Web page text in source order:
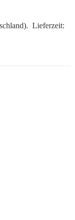
Lieferzeit: